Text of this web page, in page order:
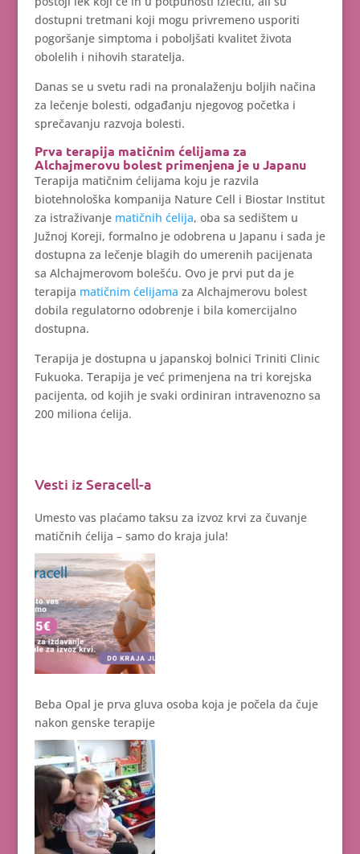
dostupni tretmani koji mogu privremeno usporiti
pogoršanje simptoma i poboljšati kvalitet života
obolelih i nihovih staratelja.
Danas se u svetu radi na pronalaženju boljih načina
za lečenje bolesti, odgađanju njegovog početka i
sprečavanju razvoja bolesti.
Prva terapija matičnim ćelijama za
Alchajmerovu bolest primenjena je u Japanu
Terapija matičnim ćelijama koju je razvila
biotehnološka kompanija Nature Cell i Biostar Institut
za istraživanje matičnih ćelija, oba sa sedištem u
Južnoj Koreji, formalno je odobrena u Japanu i sada je
dostupna za lečenje blagih do umerenih pacijenata
sa Alchajmerovom bolešću. Ovo je prvi put da je
terapija matičnim ćelijama za Alchajmerovu bolest
dobila regulatorno odobrenje i bila komercijalno
dostupna.
Terapija je dostupna u japanskoj bolnici Triniti Clinic
Fukuoka. Terapija je već primenjena na tri korejska
pacijenta, od kojih je svaki ordiniran intravenozno sa
200 miliona ćelija.
Vesti iz Seracell-a
Umesto vas plaćamo taksu za izvoz krvi za čuvanje
matičnih ćelija – samo do kraja jula!
Beba Opal je prva gluva osoba koja je počela da čuje
nakon genske terapije